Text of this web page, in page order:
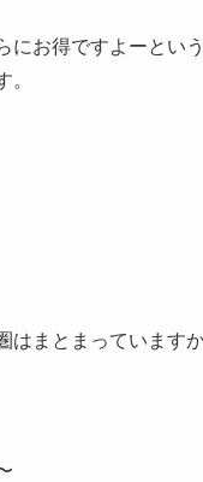
にお得ですよーとい
。
はまとまっています